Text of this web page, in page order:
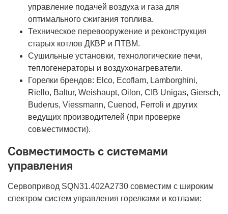
управление подачей воздуха и газа для
оптимального сжигания топлива.
Техническое перевооружение и реконструкция
старых котлов ДКВР и ПТВМ.
Сушильные установки, технологические печи,
теплогенераторы и воздухонагреватели.
Горелки брендов: Elco, Ecoflam, Lamborghini,
Riello, Baltur, Weishaupt, Oilon, CIB Unigas, Giersch,
Buderus, Viessmann, Cuenod, Ferroli и других
ведущих производителей (при проверке
совместимости).
Совместимость с системами
управления
Сервопривод SQN31.402A2730 совместим с широким
спектром систем управления горелками и котлами: